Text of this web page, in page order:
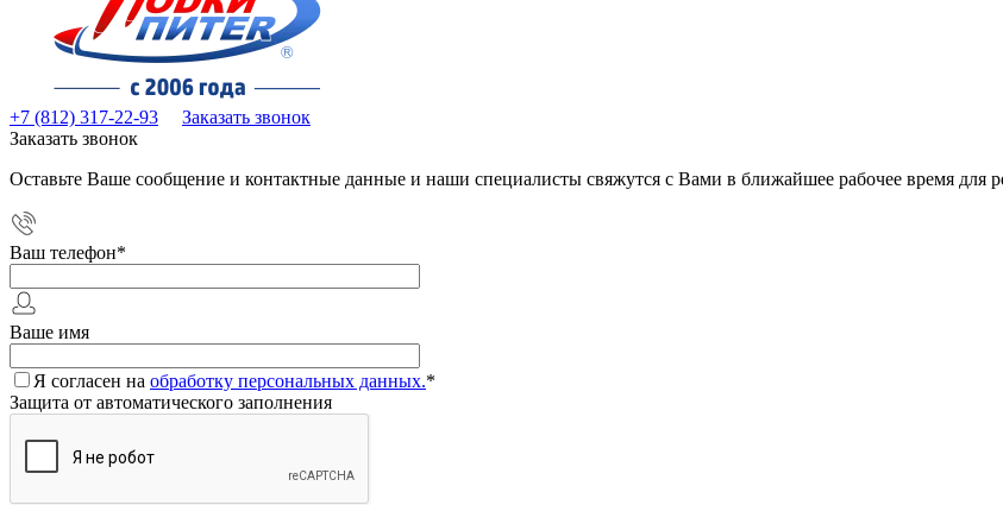
+7 (812) 317-22-93
Заказать звонок
Заказать звонок
Оставьте Ваше сообщение и контактные данные и наши специалисты свяжутся с Вами в ближайшее рабочее время для
Ваш телефон*
Ваше имя
Я согласен на обработку персональных данных.*
Защита от автоматического заполнения